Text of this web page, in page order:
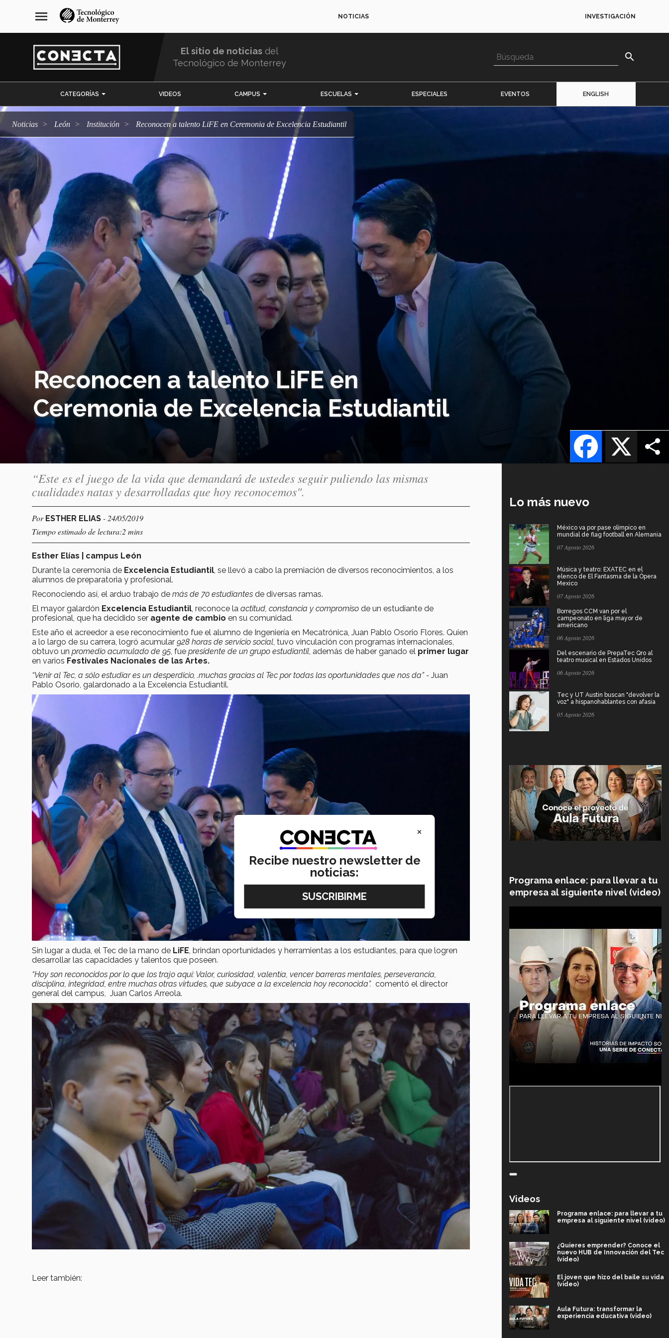
navegación
principal
menu NOTICIAS INVESTIGACIÓN
El sitio de noticias del
Tecnológico de Monterrey
search
CATEGORÍAS VIDEOS CAMPUS ESCUELAS ESPECIALES EVENTOS ENGLISH
Noticias León Institución Reconocen a talento LiFE en Ceremonia de Excelencia Estudiantil
Reconocen a talento LiFE en
Ceremonia de Excelencia Estudiantil
X
Facebook
“Este es el juego de la vida que demandará de ustedes seguir puliendo las mismas
cualidades natas y desarrolladas que hoy reconocemos".
Por ESTHER ELIAS - 24/05/2019
Tiempo estimado de lectura:2 mins
Esther Elías | campus León
Durante la ceremonia de Excelencia Estudiantil , se llevó a cabo la premiación de diversos reconocimientos, a los
alumnos de preparatoria y profesional.
Reconociendo así, el arduo trabajo de más de 70 estudiantes de diversas ramas.
El mayor galardón Excelencia Estudiantil , reconoce la actitud, constancia y compromiso de un estudiante de
profesional, que ha decidido ser agente de cambio en su comunidad.
Este año el acreedor a ese reconocimiento fue el alumno de Ingeniería en Mecatrónica, Juan Pablo Osorio Flores. Quien
a lo largo de su carrera, logró acumular 928 horas de servicio social , tuvo vinculación con programas internacionales,
obtuvo un promedio acumulado de 95 , fue presidente de un grupo estudiantil , además de haber ganado el primer lugar
en varios Festivales Nacionales de las Artes.
“Venir al Tec, a sólo estudiar es un desperdicio, .muchas gracias al Tec por todas las oportunidades que nos da” - Juan
Pablo Osorio, galardonado a la Excelencia Estudiantil.
Sin lugar a duda, el Tec de la mano de LiFE , brindan oportunidades y herramientas a los estudiantes, para que logren
desarrollar las capacidades y talentos que poseen.
“Hoy son reconocidos por lo que los trajo aquí: Valor, curiosidad, valentía, vencer barreras mentales, perseverancia,
disciplina, integridad, entre muchas otras virtudes, que subyace a la excelencia hoy reconocida”. comentó el director
general del campus, Juan Carlos Arreola.
Leer también:
Lo más nuevo
México va por pase olímpico en
mundial de flag football en Alemania
07 Agosto 2026
Música y teatro: EXATEC en el
elenco de El Fantasma de la Ópera
Mexico
07 Agosto 2026
Borregos CCM van por el
campeonato en liga mayor de
americano
06 Agosto 2026
Del escenario de PrepaTec Qro al
teatro musical en Estados Unidos
06 Agosto 2026
Tec y UT Austin buscan "devolver la
voz" a hispanohablantes con afasia
05 Agosto 2026
Programa enlace: para llevar a tu
empresa al siguiente nivel (video)
Videos
Programa enlace: para llevar a tu
empresa al siguiente nivel (video)
¿Quieres emprender? Conoce el
nuevo HUB de Innovación del Tec
(video)
El joven que hizo del baile su vida
(video)
Aula Futura: transformar la
experiencia educativa (video)
×
Recibe nuestro newsletter de
noticias: